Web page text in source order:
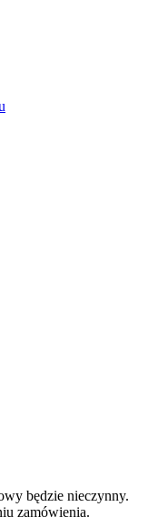
będzie nieczynny.
zamówienia.